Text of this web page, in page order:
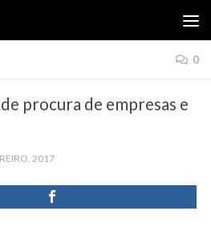
0
procura de empresas e
2017